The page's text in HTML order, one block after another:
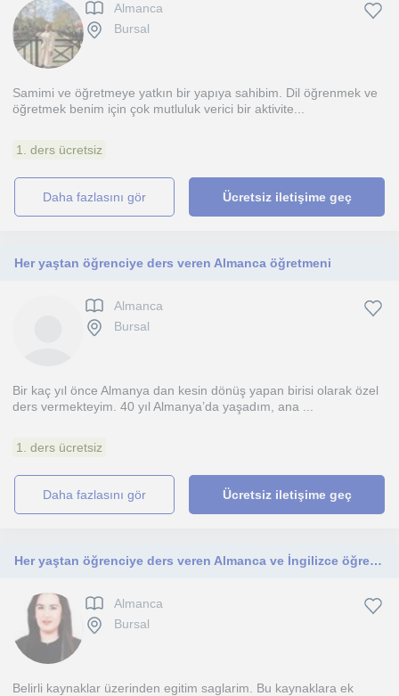
Almanca
Bursal
Samimi ve öğretmeye yatkın bir yapıya sahibim. Dil öğrenmek ve
öğretmek benim için çok mutluluk verici bir aktivite...
1. ders ücretsiz
daha fazlasını gör Ücretsiz iletişime geç
Her yaştan öğrenciye ders veren Almanca öğretmeni
Almanca
Bursal
Bir kaç yıl önce Almanya dan kesin dönüş yapan birisi olarak özel
ders vermekteyim. 40 yıl Almanya’da yaşadım, ana ...
1. ders ücretsiz
daha fazlasını gör Ücretsiz iletişime geç
Her yaştan öğrenciye ders veren Almanca ve İngilizce öğretmeni
Almanca
Bursal
Belirli kaynaklar üzerinden egitim saglarim. Bu kaynaklara ek